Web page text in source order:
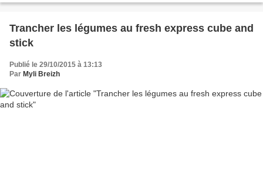
Trancher les légumes au fresh express cube and
stick
Publié le 29/10/2015 à 13:13
Par Myli Breizh